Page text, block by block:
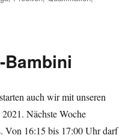
auch wir mit unseren
Nächste Woche
Von 16:15 bis 17:00 Uhr darf